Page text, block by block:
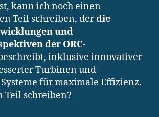
kann ich noch einen
Teil schreiben, derdie
und
der ORC-
inklusive innovativer
Turbinen und
für maximale Effizienz.
Teil schreiben?